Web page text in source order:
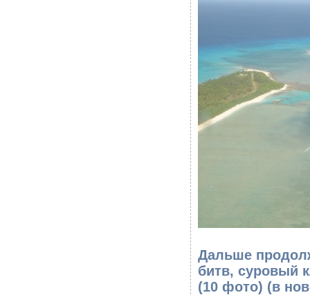
Дальше
битв, суровый
(10 фото) (в